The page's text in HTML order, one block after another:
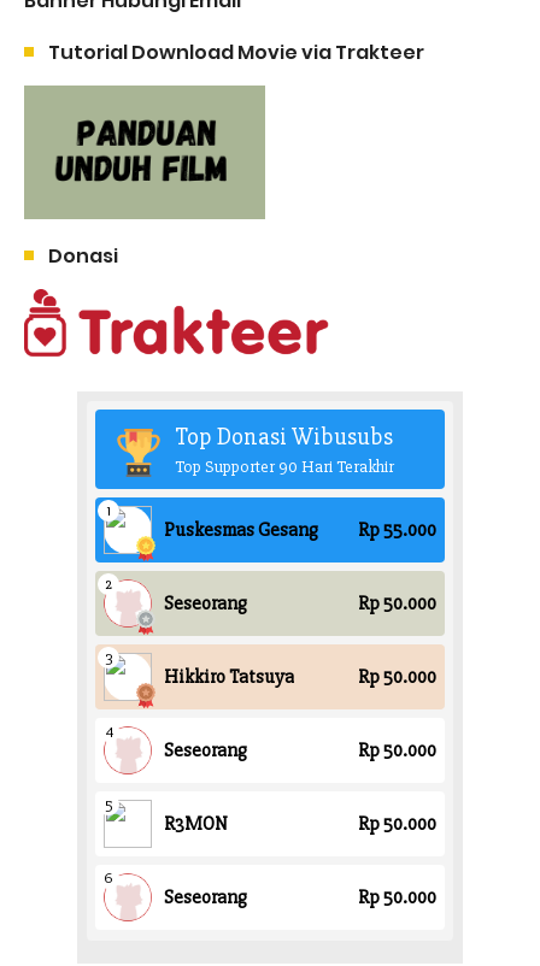
Tutorial Download Movie via Trakteer
Donasi